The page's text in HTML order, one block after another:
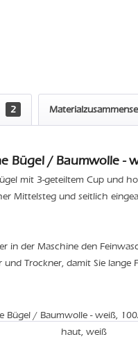
2
Bügel / Baumwolle -
mit 3-geteiltem Cup und
Mittelsteg und seitlich
in der Maschine den
Trockner, damit Sie lange
Bügel / Baumwolle - weiß,
haut, weiß